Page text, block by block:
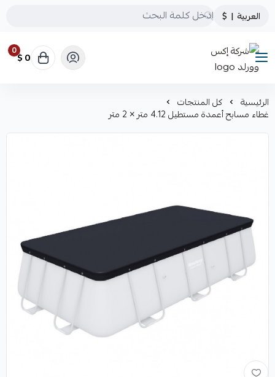
العربية |
$
شركة إكس وورلد
0 0 $
الرئيسية كل المنتجات
غطاء مسابح أعمدة مستطيل 4.12 متر × 2 متر